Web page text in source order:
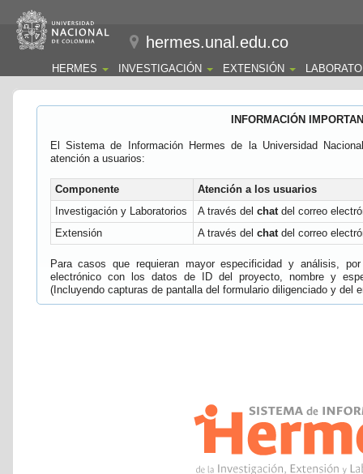
hermes.unal.edu.co
HERMES INVESTIGACIÓN EXTENSIÓN
INFORMACIÓN
El Sistema de Información Hermes de la Universidad
atención a usuarios:
Componente
Atención a los usuarios
Investigación y Laboratorios
A través del chatdel correo
Extensión
A través del chatdel correo
Para casos que requieran mayor especificidad y análisis,
electrónico con los datos de ID del proyecto, nombre y
(Incluyendo capturas de pantalla del formulario diligenciado y del